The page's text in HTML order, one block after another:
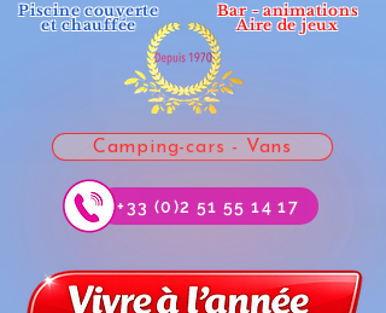
Piscine couverte
et chauffée
Bar - animations
Aire de jeux
Camping-cars - Vans
+33 (0)2 51 55 14 17